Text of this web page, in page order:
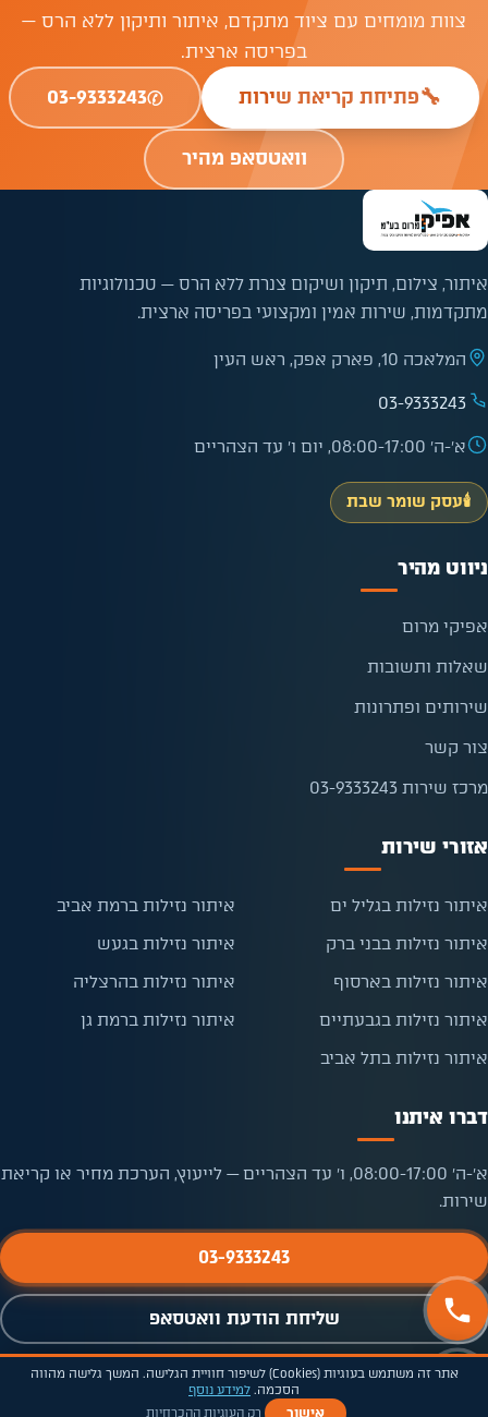
צוות מומחים עם ציוד מתקדם, איתור ותיקון ללא הרס —
בפריסה ארצית.
🔧פתיחת קריאת שירות ✆
03-9333243
וואטסאפ מהיר
איתור, צילום, תיקון ושיקום צנרת ללא הרס — טכנולוגיות
מתקדמות, שירות אמין ומקצועי בפריסה ארצית.
המלאכה 10, פארק אפק, ראש העין
03-9333243
א׳-ה׳ 08:00-17:00, יום ו׳ עד הצהריים
🕯️עסק שומר שבת
ניווט מהיר
אפיקי מרום
שאלות ותשובות
שירותים ופתרונות
צור קשר
מרכז שירות 03-9333243
אזורי שירות
איתור נזילות בגליל ים
איתור נזילות ברמת אביב
איתור נזילות בבני ברק
איתור נזילות בגעש
איתור נזילות בארסוף
איתור נזילות בהרצליה
איתור נזילות בגבעתיים
איתור נזילות ברמת גן
איתור נזילות בתל אביב
דברו איתנו
א׳-ה׳ 08:00-17:00, ו׳ עד הצהריים — לייעוץ, הערכת מחיר או קריאת
שירות.
03-9333243
שליחת הודעת וואטסאפ
הצהרת נגישותמפת אתר
שליחת הודעת וואטסאפ
חייגו אלינו
פתיחת קריאת שירות
אתר זה משתמש בעוגיות (Cookies) לשיפור חוויית הגלישה. המשך גלישה מהווה
הסכמה. למידע נוסף
אישור רק העוגיות ההכרחיות